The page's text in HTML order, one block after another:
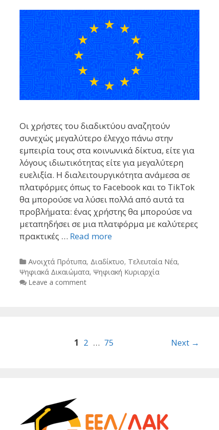
Οι χρήστες του διαδικτύου αναζητούν
συνεχώς μεγαλύτερο έλεγχο πάνω στην
εμπειρία τους στα κοινωνικά δίκτυα, είτε για
λόγους ιδιωτικότητας είτε για μεγαλύτερη
ευελιξία. Η διαλειτουργικότητα ανάμεσα σε
πλατφόρμες όπως το Facebook και το TikTok
θα μπορούσε να λύσει πολλά από αυτά τα
προβλήματα: ένας χρήστης θα μπορούσε να
μεταπηδήσει σε μια πλατφόρμα με καλύτερες
πρακτικές … Read more
Categories
Ανοιχτά Πρότυπα, Διαδίκτυο, Τελευταία Νέα,
Ψηφιακά Δικαιώματα, Ψηφιακή Κυριαρχία
Leave a comment
1 2 … 75 Next →